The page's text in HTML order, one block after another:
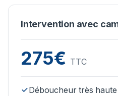
Intervention avec
275€ TTC
Déboucheur très